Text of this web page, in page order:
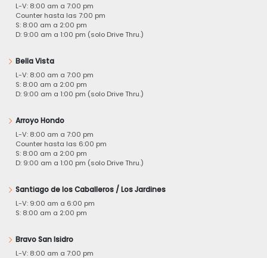
L-V: 8:00 am a 7:00 pm
Counter hasta las 7:00 pm
S: 8:00 am a 2:00 pm
D: 9:00 am a 1:00 pm (solo Drive Thru.)
Bella Vista
L-V: 8:00 am a 7:00 pm
S: 8:00 am a 2:00 pm
D: 9:00 am a 1:00 pm (solo Drive Thru.)
Arroyo Hondo
L-V: 8:00 am a 7:00 pm
Counter hasta las 6:00 pm
S: 8:00 am a 2:00 pm
D: 9:00 am a 1:00 pm (solo Drive Thru.)
Santiago de los Caballeros / Los Jardines
L-V: 9:00 am a 6:00 pm
S: 8:00 am a 2:00 pm
Bravo San Isidro
L-V: 8:00 am a 7:00 pm